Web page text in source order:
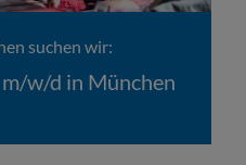
suchen wir:
w/d in München